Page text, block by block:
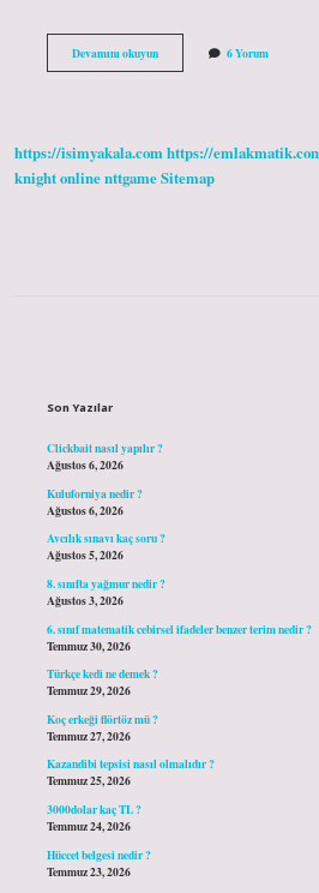
Devamını okuyunSpora
Ilk
6 Yorum
https://isimyakala.comhttps://
knight onlinenttgameSitemap
Son Yazılar
Clickbait nasıl yapılır ?
Ağustos 6, 2026
Kuluforniya nedir ?
Ağustos 6, 2026
Avcılık sınavı kaç soru ?
Ağustos 5, 2026
8. sınıfta yağmur nedir ?
Ağustos 3, 2026
6. sınıf matematik cebirsel ifadeler benzer terim nedir ?
Temmuz 30, 2026
Türkçe kedi ne demek ?
Temmuz 29, 2026
Koç erkeği flörtöz mü ?
Temmuz 27, 2026
Kazandibi tepsisi nasıl olmalıdır ?
Temmuz 25, 2026
3000dolar kaç TL ?
Temmuz 24, 2026
Hüccet belgesi nedir ?
Temmuz 23, 2026